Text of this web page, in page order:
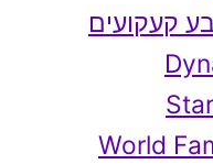
קעקועים
World